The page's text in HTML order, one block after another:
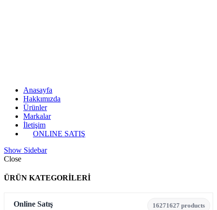
Anasayfa
Hakkımızda
Ürünler
Markalar
İletişim
ONLINE SATIŞ
Show Sidebar
Close
ÜRÜN KATEGORİLERİ
Online Satış 16271627 products